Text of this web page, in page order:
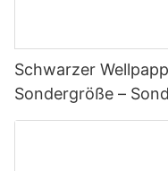
Schwarzer
Sondergröße –
E-Commerce-